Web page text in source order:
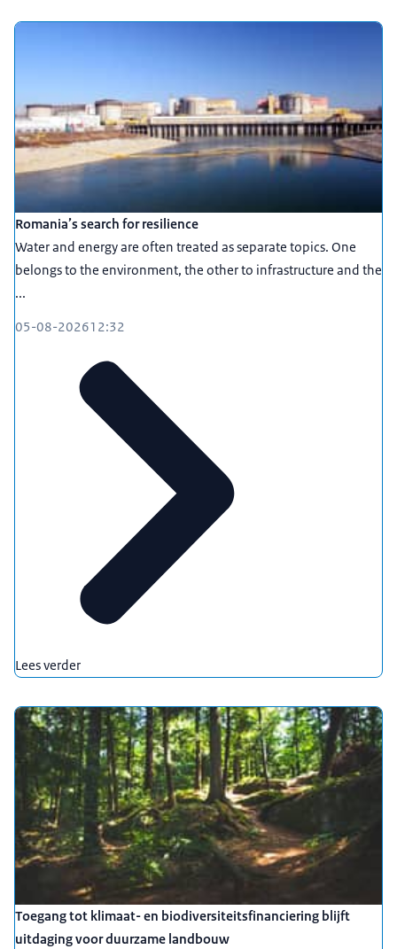
Romania’s search for resilience
Water and energy are often treated as separate topics. One
belongs to the environment, the other to infrastructure and the
...
05-08-202612:32
Lees verder
Toegang tot klimaat- en biodiversiteitsfinanciering blijft
uitdaging voor duurzame landbouw